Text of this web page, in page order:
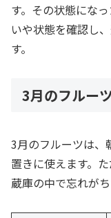
す。その状態にな
いや状態を確認し
す。
3月のフルー
3月のフルーツは、
置きに使えます。
蔵庫の中で忘れがち